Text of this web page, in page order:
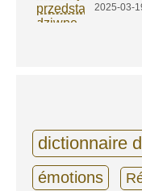
2025-03-
dictionnaire
émotions